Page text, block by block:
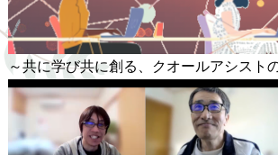
～共に学び共に創る、クオールアシスト